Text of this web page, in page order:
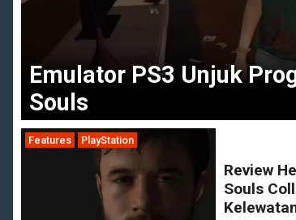
Emulator PS3 Unjuk
Souls
Features PlayStation
Review
Souls